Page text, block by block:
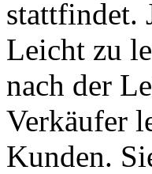
stattfindet.
Leicht zu
nach der
Verkäufer
Kunden.